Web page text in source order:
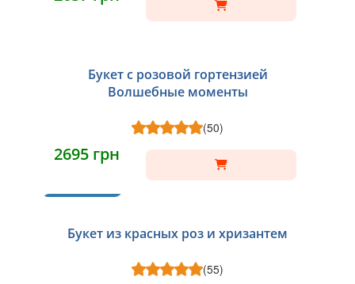
Букет с розовой гортензией
Волшебные моменты
(50)
2695 грн
Букет из красных роз и хризантем
(55)